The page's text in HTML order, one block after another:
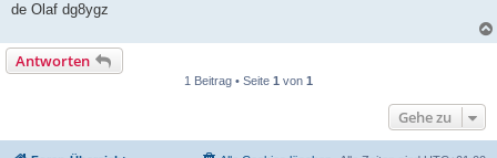
de Olaf dg8ygz
Antworten
1 Beitrag • Seite 1 von 1
Gehe zu